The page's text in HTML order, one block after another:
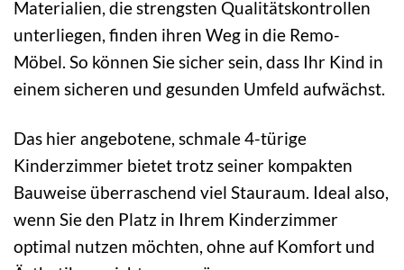
Materialien, die strengsten Qualitätskontrollen
unterliegen, finden ihren Weg in die Remo-
Möbel. So können Sie sicher sein, dass Ihr Kind in
einem sicheren und gesunden Umfeld aufwächst.
Das hier angebotene, schmale 4-türige
Kinderzimmer bietet trotz seiner kompakten
Bauweise überraschend viel Stauraum. Ideal also,
wenn Sie den Platz in Ihrem Kinderzimmer
optimal nutzen möchten, ohne auf Komfort und